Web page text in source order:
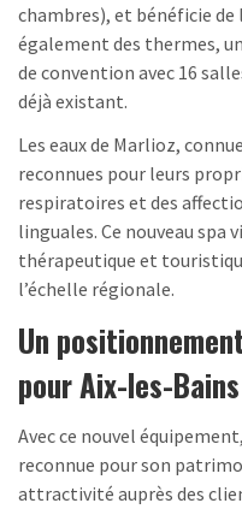
chambres), et bénéficie de
également des thermes,
de convention avec 16
déjà existant.
Les eaux de Marlioz,
reconnues pour leurs
respiratoires et des
linguales. Ce nouveau spa
thérapeutique et
l’échelle régionale.
Un
pour Aix-les-Bains
Avec ce nouvel
reconnue pour son
attractivité auprès des